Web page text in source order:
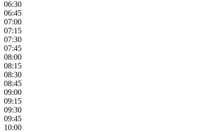
06:30
06:45
07:00
07:15
07:30
07:45
08:00
08:15
08:30
08:45
09:00
09:15
09:30
09:45
10:00